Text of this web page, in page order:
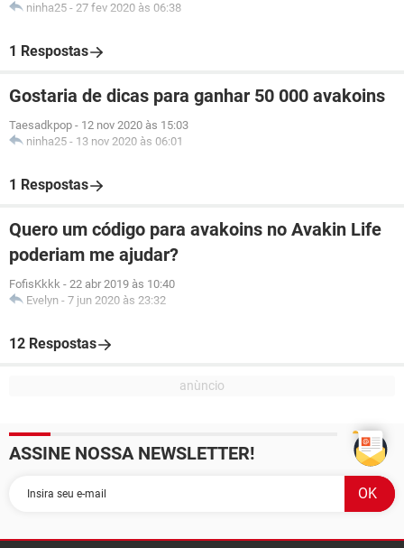
ninha25 - 27 fev 2020 às 06:38
1 Respostas
Gostaria de dicas para ganhar 50 000 avakoins
Taesadkpop - 12 nov 2020 às 15:03
ninha25 - 13 nov 2020 às 06:01
1 Respostas
Quero um código para avakoins no Avakin Life
poderiam me ajudar?
FofisKkkk - 22 abr 2019 às 10:40
Evelyn - 7 jun 2020 às 23:32
12 Respostas
ASSINE NOSSA NEWSLETTER!